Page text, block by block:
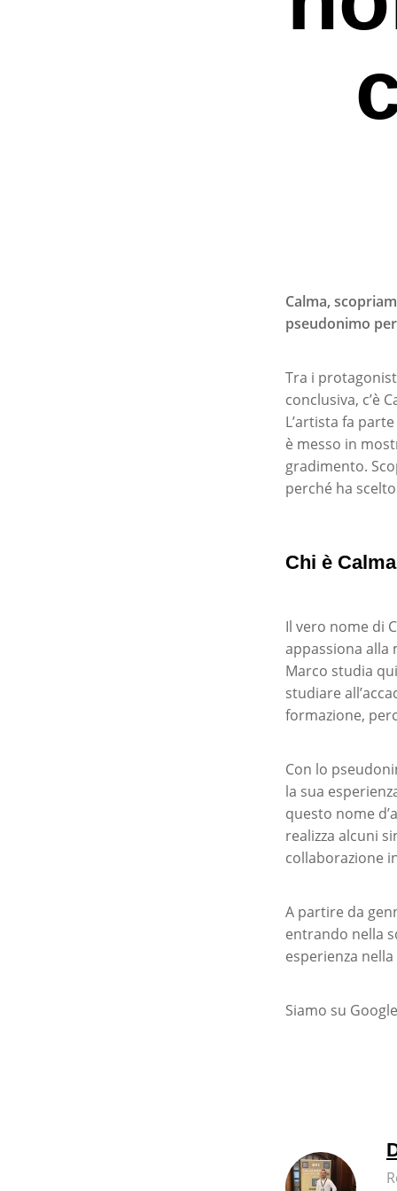
Calma,
pseudonimo
Tra i
conclusiva, c’è
L’artista fa
è messo in
gradimento.
perché ha
Chi è Calma
Il vero nome di
appassiona alla
Marco studia
studiare
formazione,
Con lo
la sua
questo nome
realizza alcuni
collaborazione
A partire da
entrando nella
esperienza
Siamo su